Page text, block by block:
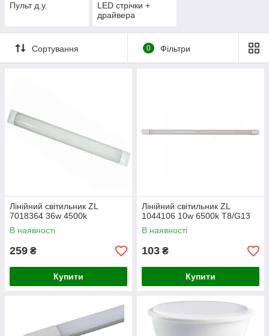
Пульт д.у.
LED стрічки +
драйвера
Сортування 0 Фільтри
Лінійний світильник ZL
7018364 36w 4500k
В наявності
259 ₴
Купити
Лінійний світильник ZL
1044106 10w 6500k T8/G13
В наявності
103 ₴
Купити